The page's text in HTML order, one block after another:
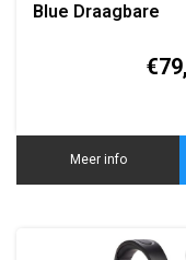
Blue Draagbare
Meer info